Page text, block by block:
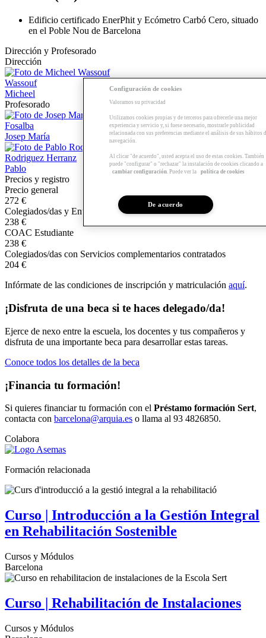
Edificio certificado EnerPhit y Ecómetro Carbó Cero, situado
en el Poble Nou de Barcelona
Dirección y Profesorado
Dirección
Wassouf
Micheel
Profesorado
Fosalba
Josep María
Rodriguez Herranz
Pablo
Precios y registro
Precio general
272 €
Colegiados/das y Entidades colaboradoras
238 €
COAC Estudiante
238 €
Colegiados/das con Servicios complementarios contratados
204 €
Infórmate de las condiciones de inscripción y matriculación aquí.
¡Disfruta de una beca si te haces delegado/da!
Ejerce de nexo entre la escuela, los docentes y tus compañeros y
disfruta de una importante beca para desarrollar estas tareas.
Conoce todos los detalles de la beca
¡Financia tu formación!
Si quieres financiar tu formación con el Préstamo formación Sert,
contacta con barcelona@arquia.es o llama al 93 4826850.
Colabora
Formación relacionada
Curso | Introducción a la Gestión Integral
en Rehabilitación Sostenible
Cursos y Módulos
Barcelona
Curso | Rehabilitación de Instalaciones
Cursos y Módulos
Configuración de cookies
Valoramos su privacidad
Utilizamos cookies propias y de terceros para ofrecerle una mejor
experiencia y servicio y, si fuese necesario, mostrarle publicidad
relacionada con sus preferencias mediante el análisis de sus hábitos
navegación.
Al clicar "de acuerdo", usted acepta el uso de estas cookies. También
puede "configurar" o "rechazar" la instalación de cookies clicando a
cambiar configuración. Puede ver la política de cookies
De acuerdo